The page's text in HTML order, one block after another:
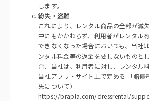
します。
紛失・盗難
これにより、レンタル商品の全部が滅
中にもかかわらず、利用者がレンタル
できなくなった場合においても、当社
ンタル料金等の返金を要しないものと
合、当社は、利用者に対し、レンタル
当社アプリ・サイト上で定める 「賠償
失について）
https://brapla.com/dressrental/